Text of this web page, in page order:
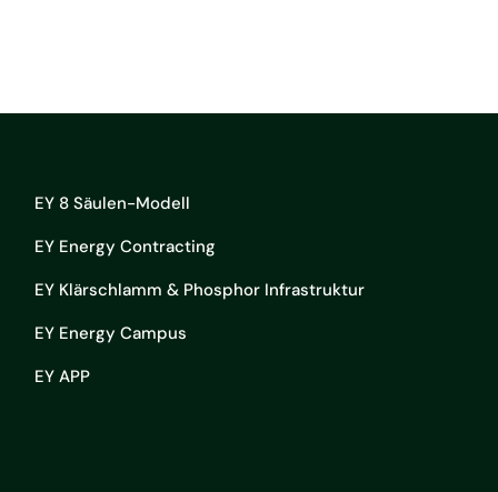
EY 8 Säulen-Modell
EY Energy Contracting
EY Klärschlamm & Phosphor Infrastruktur
EY Energy Campus
EY APP